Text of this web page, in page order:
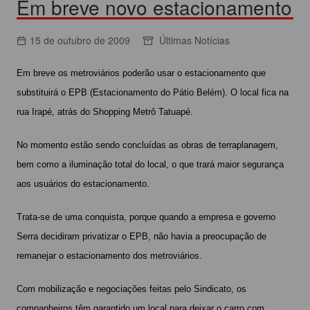
Em breve novo estacionamento
15 de outubro de 2009 Últimas Notícias
Em breve os metroviários poderão usar o estacionamento que
substituirá o EPB (Estacionamento do Pátio Belém). O local fica na
rua Irapé, atrás do Shopping Metrô Tatuapé.
No momento estão sendo concluídas as obras de terraplanagem,
bem como a iluminação total do local, o que trará maior segurança
aos usuários do estacionamento.
Trata-se de uma conquista, porque quando a empresa e governo
Serra decidiram privatizar o EPB, não havia a preocupação de
remanejar o estacionamento dos metroviários.
Com mobilização e negociações feitas pelo Sindicato, os